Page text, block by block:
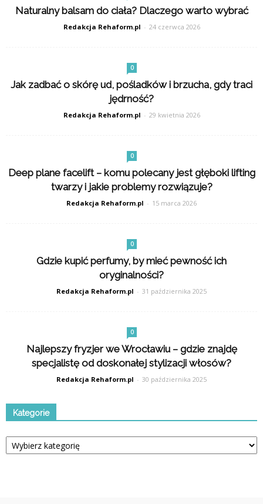
Naturalny balsam do ciała? Dlaczego warto wybrać
Redakcja Rehaform.pl - 24 czerwca 2026
0
Jak zadbać o skórę ud, pośladków i brzucha, gdy traci
jędrność?
Redakcja Rehaform.pl - 29 kwietnia 2026
0
Deep plane facelift – komu polecany jest głęboki lifting
twarzy i jakie problemy rozwiązuje?
Redakcja Rehaform.pl - 15 marca 2026
0
Gdzie kupić perfumy, by mieć pewność ich
oryginalności?
Redakcja Rehaform.pl - 31 października 2025
0
Najlepszy fryzjer we Wrocławiu – gdzie znajdę
specjalistę od doskonałej stylizacji włosów?
Redakcja Rehaform.pl - 30 października 2025
Kategorie
Kategorie